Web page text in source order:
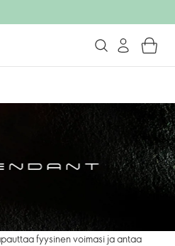
fyysinen voimasi ja antaa